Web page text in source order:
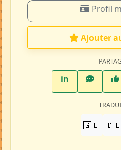
Profil
Ajouter
inLinkedIn
🇬🇧